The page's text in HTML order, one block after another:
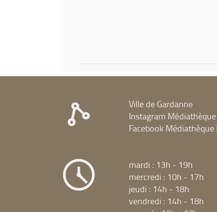
Ville de Gardanne
Instagram
Facebook
mardi : 13h - 19h
mercredi : 10h - 17h
jeudi : 14h - 18h
vendredi : 14h - 18h